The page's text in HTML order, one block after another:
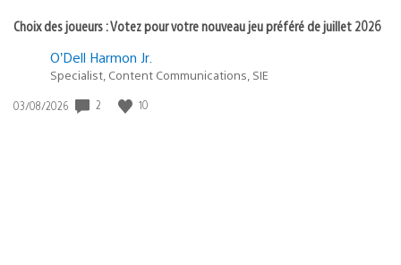
Choix des joueurs : Votez pour votre nouveau jeu préféré de juillet 2026
O’Dell Harmon Jr.
Specialist, Content Communications, SIE
Date
03/08/2026 2 10